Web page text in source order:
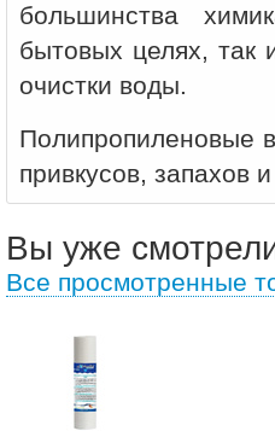
большинства
бытовых целях, так
очистки воды.
Полипропиленовые
привкусов, запахов
Вы уже
Все просмотренные